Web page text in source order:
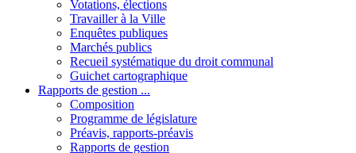
Votations, élections
Travailler à la Ville
Enquêtes publiques
Marchés publics
Recueil systématique du droit communal
Guichet cartographique
Rapports de gestion ...
Composition
Programme de législature
Préavis, rapports-préavis
Rapports de gestion